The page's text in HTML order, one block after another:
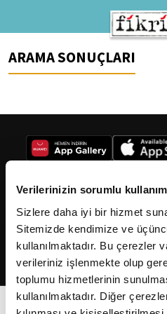
Verilerinizin sorumlu
Sizlere daha iyi bir hizmet
Sitemizde kendimize ve
kullanılmaktadır. Bu çerezler
verileriniz işlenmekte olup
toplumu hizmetlerinin
kullanılmaktadır. Diğer
ARAMA SONUÇLARI
2026Fikriyat. Tüm hakları